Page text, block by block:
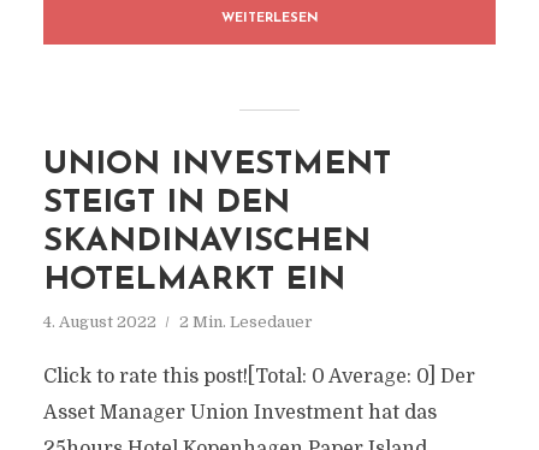
WEITERLESEN
UNION INVESTMENT
STEIGT IN DEN
SKANDINAVISCHEN
HOTELMARKT EIN
4. August 2022 2 Min. Lesedauer
Click to rate this post![Total: 0 Average: 0] Der
Asset Manager Union Investment hat das